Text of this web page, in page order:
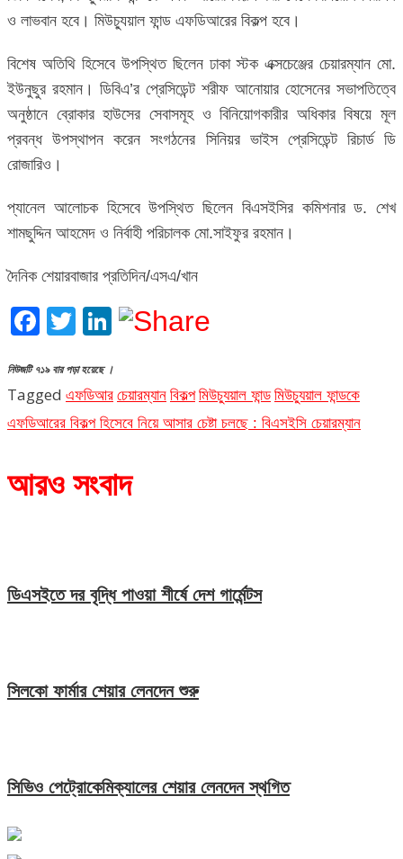
ও লাভবান হবে। মিউচ্যুয়াল ফান্ড এফডিআরের বিকল্প হবে।
বিশেষ অতিথি হিসেবে উপস্থিত ছিলেন ঢাকা স্টক এক্সচেঞ্জের চেয়ারম্যান মো.
ইউনুছুর রহমান। ডিবিএ’র প্রেসিডেন্ট শরীফ আনোয়ার হোসেনের সভাপতিত্বে
অনুষ্ঠানে ব্রোকার হাউসের সেবাসমূহ ও বিনিয়োগকারীর অধিকার বিষয়ে মূল
প্রবন্ধ উপস্থাপন করেন সংগঠনের সিনিয়র ভাইস প্রেসিডেন্ট রিচার্ড ডি
রোজারিও।
প্যানেল আলোচক হিসেবে উপস্থিত ছিলেন বিএসইসির কমিশনার ড. শেখ
শামছুদ্দিন আহমেদ ও নির্বাহী পরিচালক মো.সাইফুর রহমান।
দৈনিক শেয়ারবাজার প্রতিদিন/এসএ/খান
Facebook
Twitter
LinkedIn
নিউজটি ৭১৯ বার পড়া হয়েছে ।
Tagged এফডিআর চেয়ারম্যান বিকল্প মিউচ্যুয়াল ফান্ড মিউচ্যুয়াল ফান্ডকে
এফডিআরের বিকল্প হিসেবে নিয়ে আসার চেষ্টা চলছে : বিএসইসি চেয়ারম্যান
আরও সংবাদ
ডিএসইতে দর বৃদ্ধি পাওয়া শীর্ষে দেশ গার্মেন্টস
সিলকো ফার্মার শেয়ার লেনদেন শুরু
সিভিও পেট্রোকেমিক্যালের শেয়ার লেনদেন স্থগিত